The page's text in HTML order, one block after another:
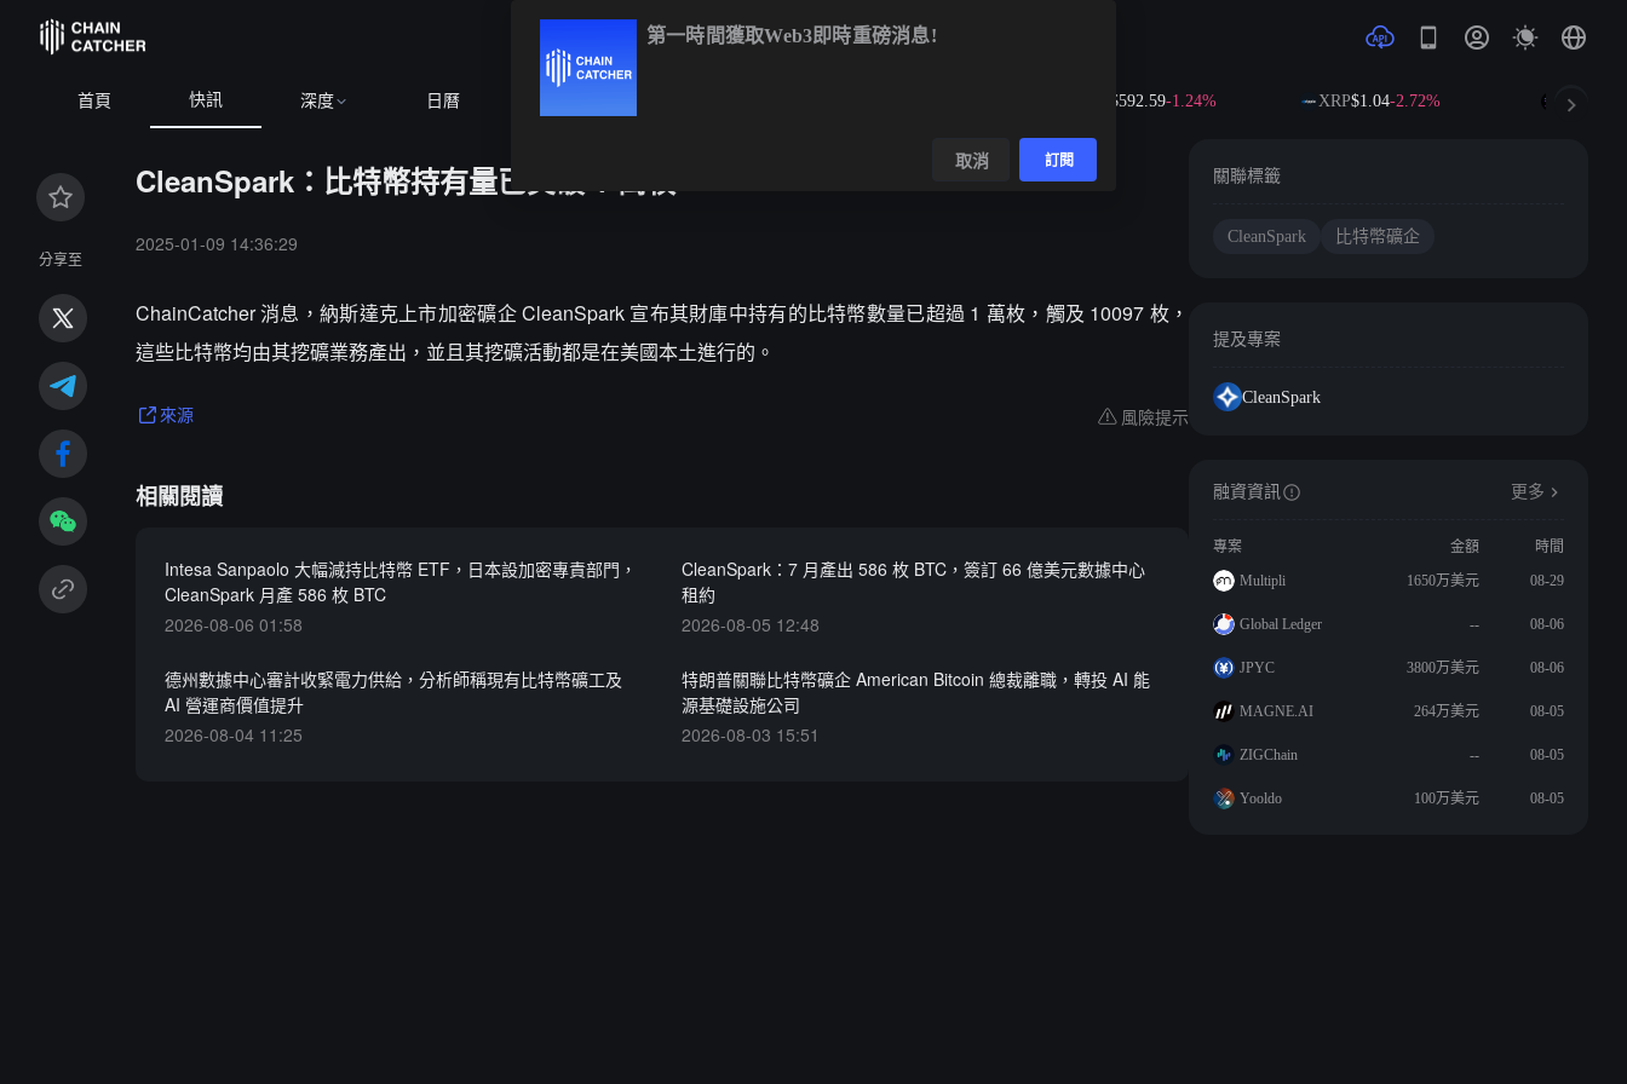
首頁 快訊 深度 日曆 $592.59-1.24% XRP$1.04-2.72% SOL
分享至
CleanSpark：比特幣持有量已突破 1 萬枚
2025-01-09 14:36:29
ChainCatcher 消息，納斯達克上市加密礦企 CleanSpark 宣布其財庫中持有的比特幣數量已超過 1 萬枚，觸及 10097 枚，
這些比特幣均由其挖礦業務產出，並且其挖礦活動都是在美國本土進行的。
來源 風險提示
相關閱讀
Intesa Sanpaolo 大幅減持比特幣 ETF，日本設加密專責部門，
CleanSpark 月產 586 枚 BTC
2026-08-06 01:58
CleanSpark：7 月產出 586 枚 BTC，簽訂 66 億美元數據中心
租約
2026-08-05 12:48
德州數據中心審計收緊電力供給，分析師稱現有比特幣礦工及
AI 營運商價值提升
2026-08-04 11:25
特朗普關聯比特幣礦企 American Bitcoin 總裁離職，轉投 AI 能
源基礎設施公司
2026-08-03 15:51
關聯標籤
CleanSpark 比特幣礦企
提及專案
CleanSpark
融資資訊 更多
專案 金額
時間
Multipli
1650万美元 08-29
Global Ledger -- 08-06
JPYC 3800万美元 08-06
MAGNE.AI 264万美元 08-05
ZIGChain -- 08-05
Yooldo 100万美元 08-05
第一時間獲取Web3即時重磅消息!
取消 訂閱